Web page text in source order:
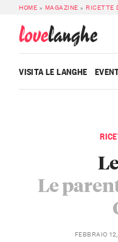
HOME » MAGAZINE »RICETTE
lovelanghe
VISITA LE LANGHE
Le
FEBBRAIO